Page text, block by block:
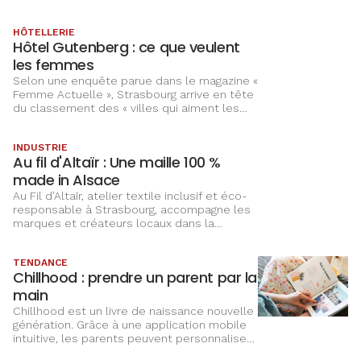
HÔTELLERIE
Hôtel Gutenberg : ce que veulent
les femmes
Selon une enquête parue dans le magazine «
Femme Actuelle », Strasbourg arrive en tête
du classement des « villes qui aiment les
SHe Travel Club » Gold.
INDUSTRIE
Au fil d'Altaïr : Une maille 100 %
made in Alsace
Au Fil d’Altaïr, atelier textile inclusif et éco-
responsable à Strasbourg, accompagne les
marques et créateurs locaux dans la
des produits upcyclés et des gammes de
vêtements professionnels made in France.
Géraldine Franquet, directrice d’Au Fil d’Altaïr,
et Luc de Gardelle, président du groupe
Altaïr, ont réintégré le savoir-faire du
tricotage en Alsace, offrant ainsi une
maîtrise complète de la chaîne de
TENDANCE
Chillhood : prendre un parent par la
main
Chillhood est un livre de naissance nouvelle
génération. Grâce à une application mobile
intuitive, les parents peuvent personnaliser